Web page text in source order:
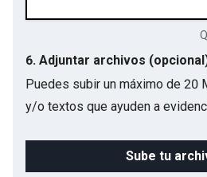
6. Adjuntar archivos
Puedes subir un máximo de 20
y/o textos que ayuden a
Sube tu